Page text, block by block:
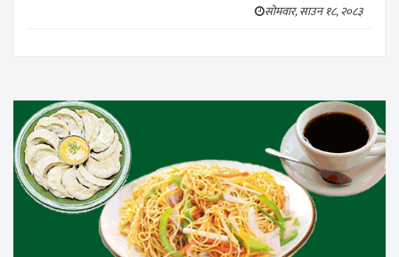
सोमवार, साउन १८, २०८३